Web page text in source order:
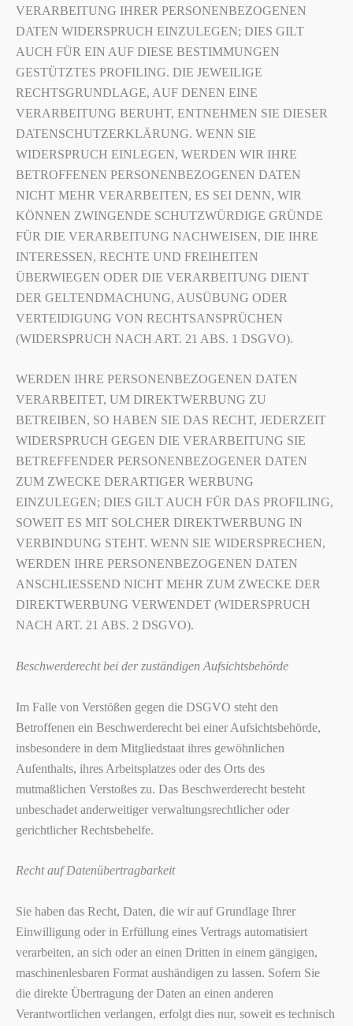
VERARBEITUNG IHRER PERSONENBEZOGENEN
DATEN WIDERSPRUCH EINZULEGEN; DIES GILT
AUCH FÜR EIN AUF DIESE BESTIMMUNGEN
GESTÜTZTES PROFILING. DIE JEWEILIGE
RECHTSGRUNDLAGE, AUF DENEN EINE
VERARBEITUNG BERUHT, ENTNEHMEN SIE DIESER
DATENSCHUTZERKLÄRUNG. WENN SIE
WIDERSPRUCH EINLEGEN, WERDEN WIR IHRE
BETROFFENEN PERSONENBEZOGENEN DATEN
NICHT MEHR VERARBEITEN, ES SEI DENN, WIR
KÖNNEN ZWINGENDE SCHUTZWÜRDIGE GRÜNDE
FÜR DIE VERARBEITUNG NACHWEISEN, DIE IHRE
INTERESSEN, RECHTE UND FREIHEITEN
ÜBERWIEGEN ODER DIE VERARBEITUNG DIENT
DER GELTENDMACHUNG, AUSÜBUNG ODER
VERTEIDIGUNG VON RECHTSANSPRÜCHEN
(WIDERSPRUCH NACH ART. 21 ABS. 1 DSGVO).
WERDEN IHRE PERSONENBEZOGENEN DATEN
VERARBEITET, UM DIREKTWERBUNG ZU
BETREIBEN, SO HABEN SIE DAS RECHT, JEDERZEIT
WIDERSPRUCH GEGEN DIE VERARBEITUNG SIE
BETREFFENDER PERSONENBEZOGENER DATEN
ZUM ZWECKE DERARTIGER WERBUNG
EINZULEGEN; DIES GILT AUCH FÜR DAS PROFILING,
SOWEIT ES MIT SOLCHER DIREKTWERBUNG IN
VERBINDUNG STEHT. WENN SIE WIDERSPRECHEN,
WERDEN IHRE PERSONENBEZOGENEN DATEN
ANSCHLIESSEND NICHT MEHR ZUM ZWECKE DER
DIREKTWERBUNG VERWENDET (WIDERSPRUCH
NACH ART. 21 ABS. 2 DSGVO).
Beschwerderecht bei der zuständigen Aufsichtsbehörde
Im Falle von Verstößen gegen die DSGVO steht den
Betroffenen ein Beschwerderecht bei einer Aufsichtsbehörde,
insbesondere in dem Mitgliedstaat ihres gewöhnlichen
Aufenthalts, ihres Arbeitsplatzes oder des Orts des
mutmaßlichen Verstoßes zu. Das Beschwerderecht besteht
unbeschadet anderweitiger verwaltungsrechtlicher oder
gerichtlicher Rechtsbehelfe.
Recht auf Datenübertragbarkeit
Sie haben das Recht, Daten, die wir auf Grundlage Ihrer
Einwilligung oder in Erfüllung eines Vertrags automatisiert
verarbeiten, an sich oder an einen Dritten in einem gängigen,
maschinenlesbaren Format aushändigen zu lassen. Sofern Sie
die direkte Übertragung der Daten an einen anderen
Verantwortlichen verlangen, erfolgt dies nur, soweit es technisch